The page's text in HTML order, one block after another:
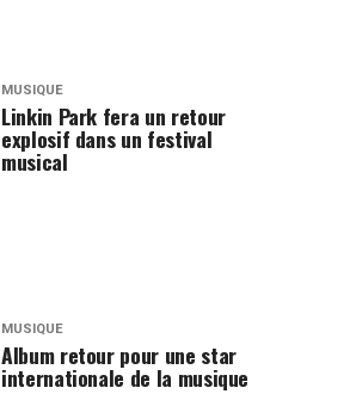
MUSIQUE
Linkin Park fera un retour
explosif dans un festival
musical
MUSIQUE
Album retour pour une star
internationale de la musique